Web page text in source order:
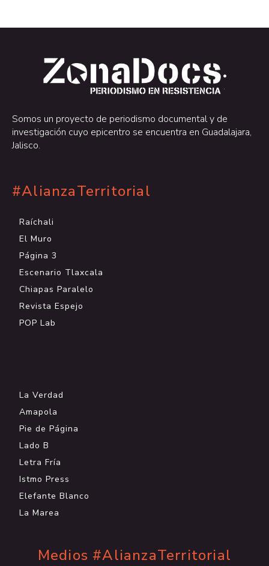
.
.
Somos un proyecto de periodismo documental y de
investigación cuyo epicentro se encuentra en Guadalajara,
Jalisco.
#AlianzaTerritorial
Raíchali
El Muro
Página 3
Escenario Tlaxcala
Chiapas Paralelo
Revista Espejo
POP Lab
La Verdad
Amapola
Pie de Página
Lado B
Letra Fría
Istmo Press
Elefante Blanco
La Marea
Medios #AlianzaTerritorial